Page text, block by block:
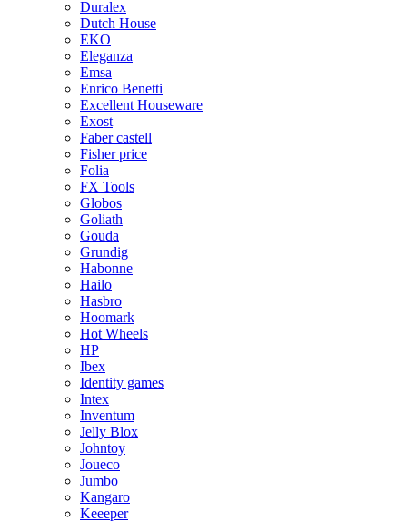
Duralex
Dutch House
EKO
Eleganza
Emsa
Enrico Benetti
Excellent Houseware
Exost
Faber castell
Fisher price
Folia
FX Tools
Globos
Goliath
Gouda
Grundig
Habonne
Hailo
Hasbro
Hoomark
Hot Wheels
HP
Ibex
Identity games
Intex
Inventum
Jelly Blox
Johntoy
Joueco
Jumbo
Kangaro
Keeeper